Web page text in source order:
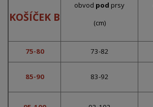
KOŠÍČEK B
obvod pod prsy
(cm)
75-80 73-82
85-90 83-92